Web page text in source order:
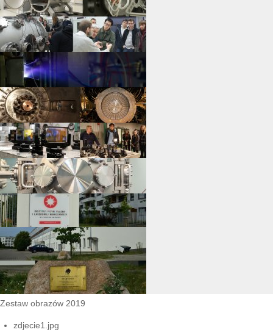
Zestaw obrazów 2019
zdjecie1.jpg